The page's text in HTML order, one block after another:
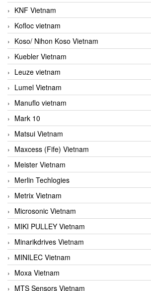
KNF Vietnam
Kofloc vietnam
Koso/ Nihon Koso Vietnam
Kuebler Vietnam
Leuze vietnam
Lumel Vietnam
Manuflo vietnam
Mark 10
Matsui Vietnam
Maxcess (Fife) Vietnam
Meister Vietnam
Merlin Techlogies
Metrix Vietnam
Microsonic Vietnam
MIKI PULLEY Vietnam
Minarikdrives Vietnam
MINILEC Vietnam
Moxa Vietnam
MTS Sensors Vietnam